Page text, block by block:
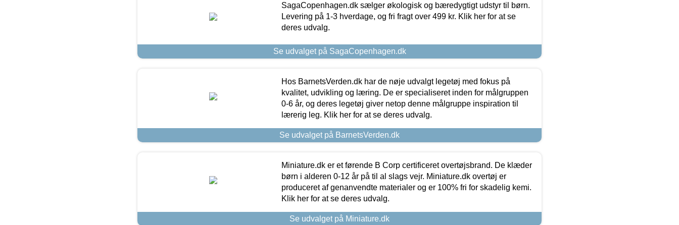
SagaCopenhagen.dk sælger økologisk og bæredygtigt udstyr til børn.
Levering på 1-3 hverdage, og fri fragt over 499 kr. Klik her for at se
deres udvalg.
Se udvalget på SagaCopenhagen.dk
Hos BarnetsVerden.dk har de nøje udvalgt legetøj med fokus på
kvalitet, udvikling og læring. De er specialiseret inden for målgruppen
0-6 år, og deres legetøj giver netop denne målgruppe inspiration til
lærerig leg. Klik her for at se deres udvalg.
Se udvalget på BarnetsVerden.dk
Miniature.dk er et førende B Corp certificeret overtøjsbrand. De klæder
børn i alderen 0-12 år på til al slags vejr. Miniature.dk overtøj er
produceret af genanvendte materialer og er 100% fri for skadelig kemi.
Klik her for at se deres udvalg.
Se udvalget på Miniature.dk